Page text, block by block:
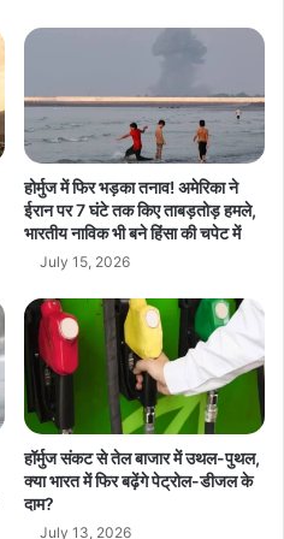
दौर की शुरुआत का संकेत हैं, जहां
रहे हैं। जनता की नजर अब इस नई
है।
Parliament
BNP Government
latest news
Shahabuddin
Political Update
today news
होर्मुज में फिर भड़का तनाव! अमेरिका ने
ईरान पर 7 घंटे तक किए ताबड़तोड़ हमले,
भारतीय नाविक भी बने हिंसा की चपेट में
July 15, 2026
हॉर्मुज संकट से तेल बाजार में उथल-पुथल,
क्या भारत में फिर बढ़ेंगे पेट्रोल-डीजल के
दाम?
July 13, 2026